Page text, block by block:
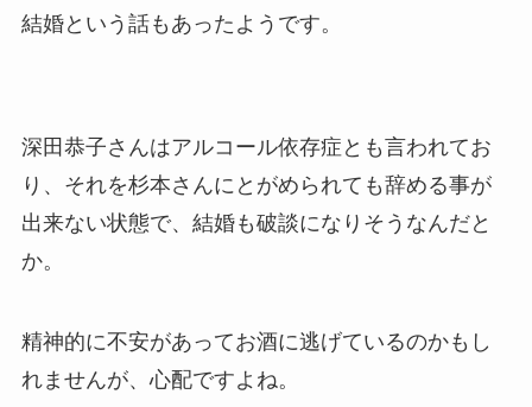
結婚という話もあったようです。
深田恭子さんはアルコール依存症とも言われてお
り、それを杉本さんにとがめられても辞める事が
出来ない状態で、結婚も破談になりそうなんだと
か。
精神的に不安があってお酒に逃げているのかもし
れませんが、心配ですよね。